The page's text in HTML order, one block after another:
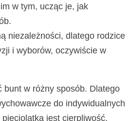
w tym, ucząc je, jak
niezależności, dlatego rodzice
i wyborów, oczywiście w
bunt w różny sposób. Dlatego
do indywidualnych
jest cierpliwość,